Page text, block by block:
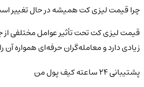
چرا قیمت لیزی کت همیشه در حال تغییر
قیمت لیزی کت تحت تأثیر عوامل مختلفی از
زیادی دارد و معامله‌گران حرفه‌ای همواره
پشتیبانی ۲۴ ساعته کیف پول من